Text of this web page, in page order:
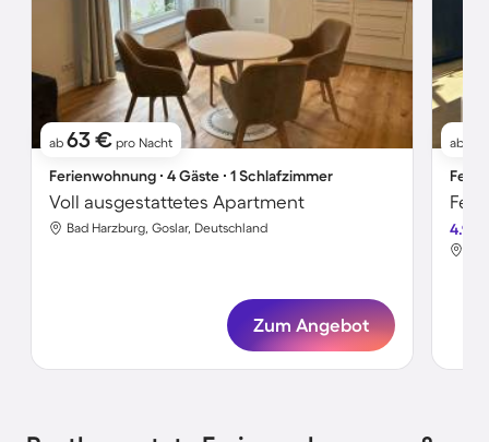
ab 63 € pro Nacht
Ferienwohnung ∙ 4 Gäste ∙ 1 Schlafzimmer
Voll ausgestattetes Apartment
Bad Harzburg, Goslar, Deutschland
Zum Angebot
ab
4.9